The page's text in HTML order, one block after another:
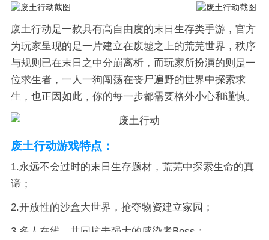
废土行动是一款具有高自由度的末日生存类手游，官方
为玩家呈现的是一片建立在废墟之上的荒芜世界，秩序
与规则已在末日之中分崩离析，而玩家所扮演的则是一
位求生者，一人一狗闯荡在丧尸遍野的世界中探索求
生，也正因如此，你的每一步都需要格外小心和谨慎。
废土行动游戏特点：
1.永远不会过时的末日生存题材，荒芜中探索生命的真
谛；
2.开放性的沙盒大世界，抢夺物资建立家园；
3.多人在线，共同抗击强大的感染者Boss；